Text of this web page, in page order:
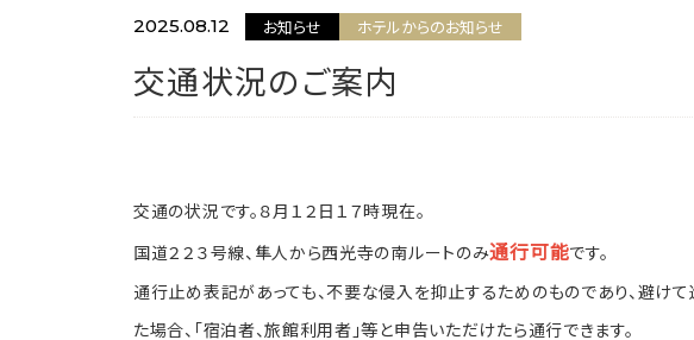
2025.08.12 お知らせ ホテルからのお知らせ
交通状況のご案内
交通の状況です。８月１２日１７時現在。
国道２２３号線、隼人から西光寺の南ルートのみ通行可能です。
通行止め表記があっても、不要な侵入を抑止するためのものであり、避け
た場合、「宿泊者、旅館利用者」等と申告いただけたら通行できます。